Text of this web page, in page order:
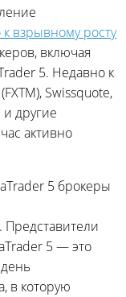
взрывному росту
включая
5. Недавно к
Swissquote,
и другие
активно
5 брокеры
5 — это
в которую